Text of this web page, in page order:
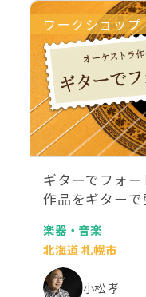
ワークショップ
ギターでフォ
作品をギターで
楽器・音楽
北海道 札幌市
小松 孝